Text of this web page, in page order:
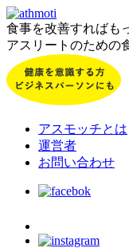
食事を改善すればも
アスリートのための
アスモッチとは
運営者
お問い合わせ